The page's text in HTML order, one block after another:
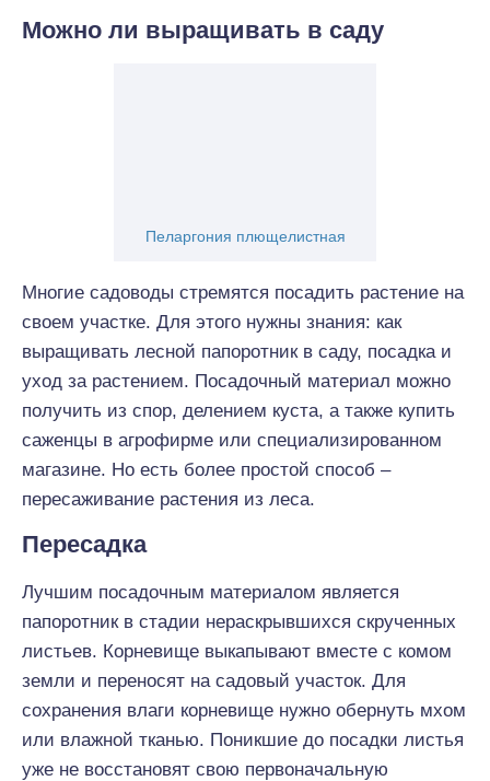
Можно ли выращивать в саду
Пеларгония плющелистная
Многие садоводы стремятся посадить растение на
своем участке. Для этого нужны знания: как
выращивать лесной папоротник в саду, посадка и
уход за растением. Посадочный материал можно
получить из спор, делением куста, а также купить
саженцы в агрофирме или специализированном
магазине. Но есть более простой способ –
пересаживание растения из леса.
Пересадка
Лучшим посадочным материалом является
папоротник в стадии нераскрывшихся скрученных
листьев. Корневище выкапывают вместе с комом
земли и переносят на садовый участок. Для
сохранения влаги корневище нужно обернуть мхом
или влажной тканью. Поникшие до посадки листья
уже не восстановят свою первоначальную